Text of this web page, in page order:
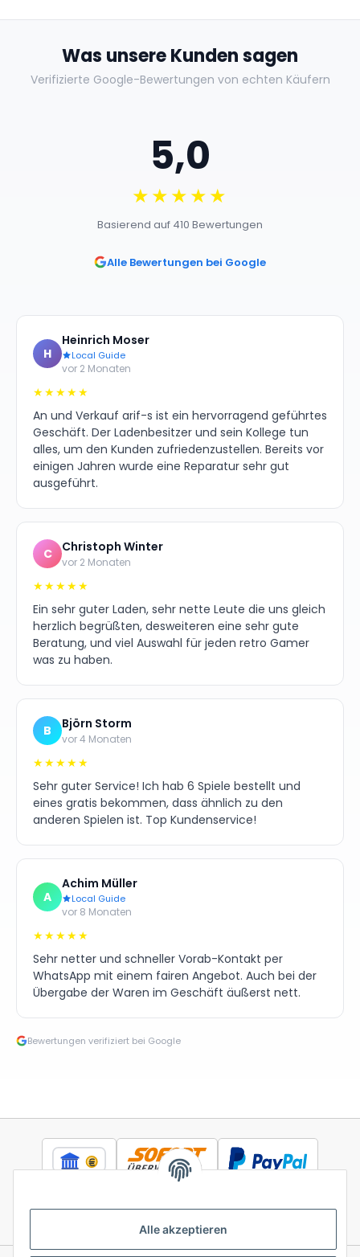
Alle akzeptieren
Was unsere Kunden sagen
Verifizierte Google-Bewertungen von echten Käufern
5,0
★★★★★
Basierend auf 410 Bewertungen
Alle Bewertungen bei Google
H
Heinrich Moser
Local Guide
vor 2 Monaten
★★★★★
An und Verkauf arif-s ist ein hervorragend geführtes
Geschäft. Der Ladenbesitzer und sein Kollege tun
alles, um den Kunden zufriedenzustellen. Bereits vor
einigen Jahren wurde eine Reparatur sehr gut
ausgeführt.
C Christoph Winter
vor 2 Monaten
★★★★★
Ein sehr guter Laden, sehr nette Leute die uns gleich
herzlich begrüßten, desweiteren eine sehr gute
Beratung, und viel Auswahl für jeden retro Gamer
was zu haben.
B Björn Storm
vor 4 Monaten
★★★★★
Sehr guter Service! Ich hab 6 Spiele bestellt und
eines gratis bekommen, dass ähnlich zu den
anderen Spielen ist. Top Kundenservice!
A
Achim Müller
Local Guide
vor 8 Monaten
★★★★★
Sehr netter und schneller Vorab-Kontakt per
WhatsApp mit einem fairen Angebot. Auch bei der
Übergabe der Waren im Geschäft äußerst nett.
Bewertungen verifiziert bei Google